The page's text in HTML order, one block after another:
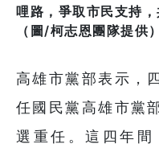
哩路，爭取市民支持，
（圖/柯志恩團隊提供）
高雄市黨部表示，
任國民黨高雄市黨
選重任。這四年間